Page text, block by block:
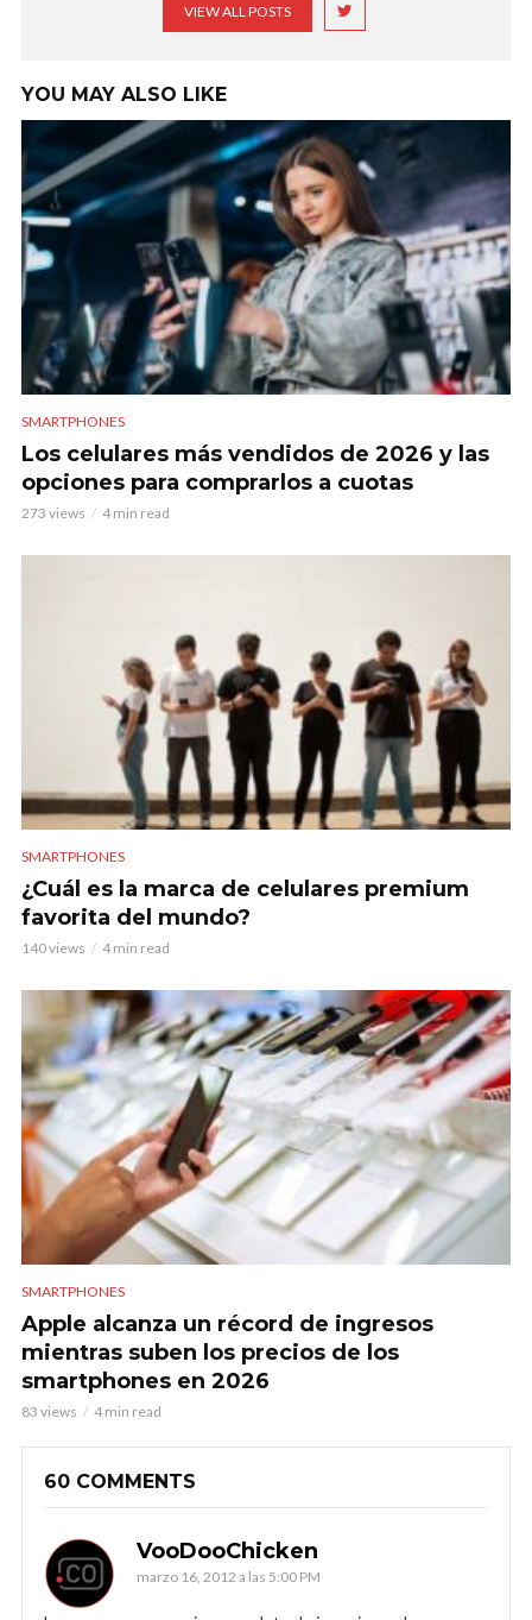
VIEW ALL POSTS
YOU MAY ALSO LIKE
SMARTPHONES
Los celulares más vendidos de 2026 y las
opciones para comprarlos a cuotas
273 views 4 min read
SMARTPHONES
¿Cuál es la marca de celulares premium
favorita del mundo?
140 views 4 min read
SMARTPHONES
Apple alcanza un récord de ingresos
mientras suben los precios de los
smartphones en 2026
83 views 4 min read
60 COMMENTS
VooDooChicken
marzo 16, 2012 a las 5:00 PM